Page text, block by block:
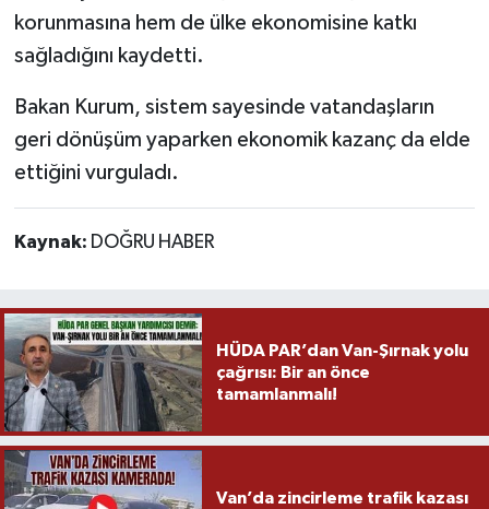
korunmasına hem de ülke ekonomisine katkı
sağladığını kaydetti.
Bakan Kurum, sistem sayesinde vatandaşların
geri dönüşüm yaparken ekonomik kazanç da elde
ettiğini vurguladı.
Kaynak: DOĞRU HABER
HÜDA PAR’dan Van-Şırnak yolu
çağrısı: Bir an önce
tamamlanmalı!
Van’da zincirleme trafik kazası